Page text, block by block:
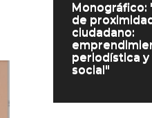
Monográfico:
de
ciudadano:
periodística y
social"